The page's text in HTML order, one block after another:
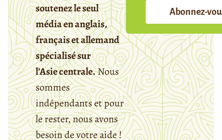
soutenez le seul
média en anglais,
français et allemand
spécialisé sur
l’Asie centrale.Nous
sommes
indépendants et pour
le rester, nous avons
besoin de votre aide !
Abonnez-